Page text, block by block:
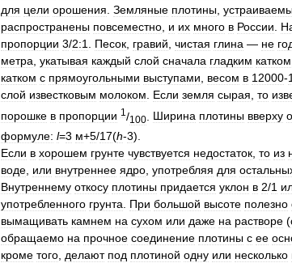
для цели орошения Земляные плотины
распространены повсеместно и их много в России
пропорции 3/2:1 Песок гравий чистая глина — не
метра укатывая каждый слой сначала гладким катком
катком с прямоугольными выступами весом в 12000-
слой известковым молоком Если земля сырая то
порошке в пропорции 1 /100 Ширина плотины вверху
формуле: l=3 м+5/17(h-3).
Если в хорошем грунте чувствуется недостаток, то из
воде, или внутреннее ядро, употребляя для
Внутреннему откосу плотины придается уклон в 2/1
употребленного грунта. При большой высоте полезно
вымащивать камнем на сухом или даже на растворе (
обращаемо на прочное соединение плотины с ее
кроме того, делают под плотиной одну или несколько